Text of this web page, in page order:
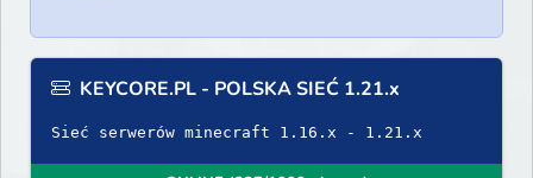
KEYCORE.PL - POLSKA SIEĆ 1.21.x
Sieć serwerów minecraft 1.16.x - 1.21.x